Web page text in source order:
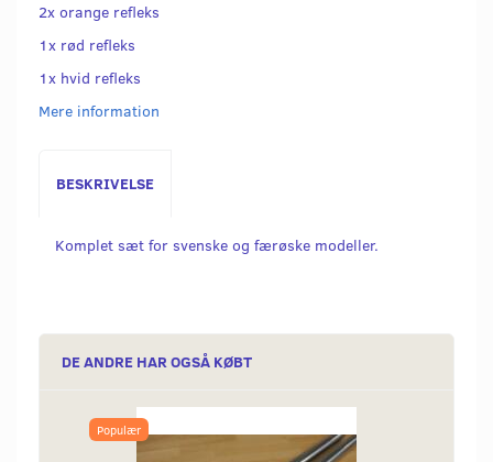
2x orange refleks
1x rød refleks
1x hvid refleks
Mere information
BESKRIVELSE
Komplet sæt for svenske og færøske modeller.
DE ANDRE HAR OGSÅ KØBT
Populær